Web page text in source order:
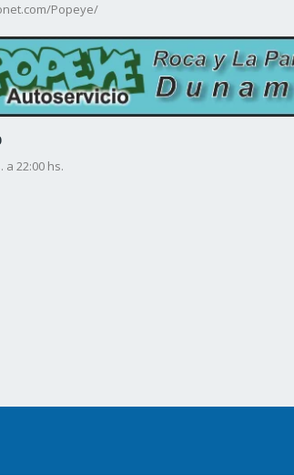
Popeye/
a 22:00 hs.